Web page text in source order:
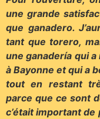
une grande
que ganadero.
tant que torero,
une ganadería qui
à Bayonne et qui a
tout en restant
parce que ce sont
c’était important de